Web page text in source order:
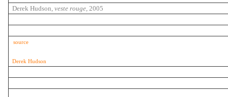
Derek Hudson, veste rouge, 2005
source
Derek Hudson